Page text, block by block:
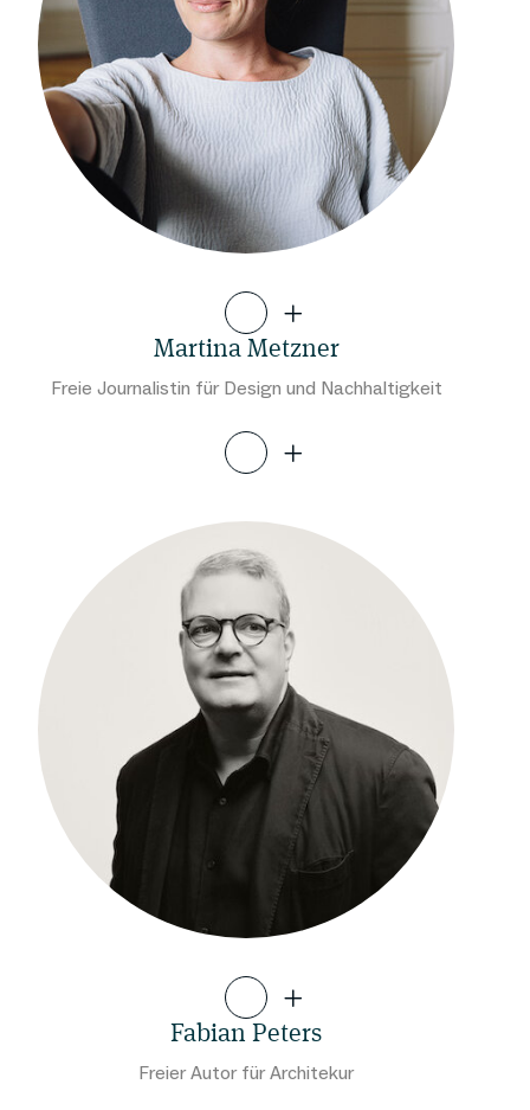
Martina Metzner
Freie Journalistin für Design und Nachhaltigkeit
Fabian Peters
Freier Autor für Architekur